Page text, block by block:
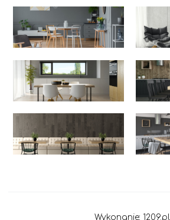
Wykonanie: 1209.pl